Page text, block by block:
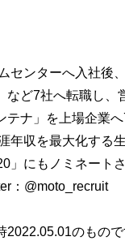
センターへ入社後
など7社へ転職し
テナ」を上場企業
年収を最大化する
」にもノミネート
：@moto_recruit
2022.05.01のもの